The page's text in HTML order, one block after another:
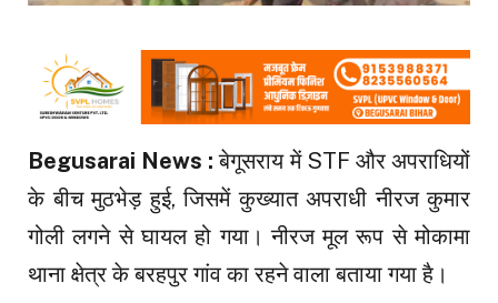
Begusarai News :बेगूसराय में STF और अपराधियों
के बीच मुठभेड़ हुई, जिसमें कुख्यात अपराधी नीरज कुमार
गोली लगने से घायल हो गया। नीरज मूल रूप से मोकामा
थाना क्षेत्र के बरहपुर गांव का रहने वाला बताया गया है।